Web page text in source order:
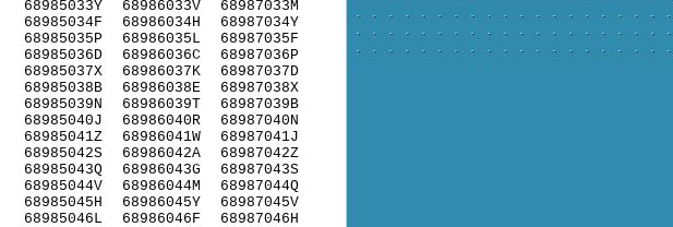
68985033Y
68985034F
68985035P
68985036D
68985037X
68985038B
68985039N
68985040J
68985041Z
68985042S
68985043Q
68985044V
68985045H
68985046L
68986033V
68986034H
68986035L
68986036C
68986037K
68986038E
68986039T
68986040R
68986041W
68986042A
68986043G
68986044M
68986045Y
68986046F
68987033M
68987034Y
68987035F
68987036P
68987037D
68987038X
68987039B
68987040N
68987041J
68987042Z
68987043S
68987044Q
68987045V
68987046H